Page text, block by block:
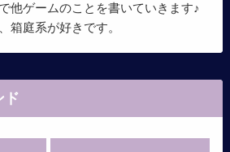
他ゲームのことを書いていきます♪
箱庭系が好きです。
ド